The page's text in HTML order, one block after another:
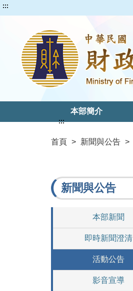
:::
本部簡介
首頁 > 新聞與公告 >
:::
新聞與公告
本部新聞
即時新聞澄清
活動公告
影音宣導